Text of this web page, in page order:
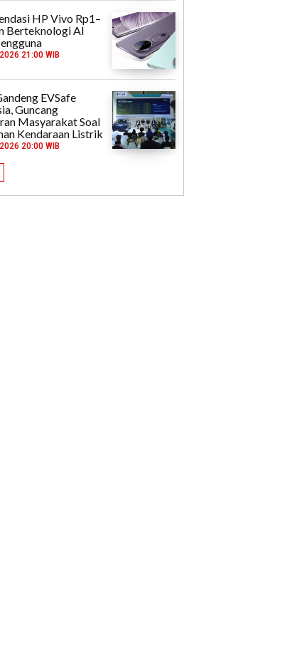
HP Vivo Rp1–
Berteknologi AI
21:00 WIB
EVSafe
Guncang
Masyarakat Soal
Kendaraan Listrik
20:00 WIB